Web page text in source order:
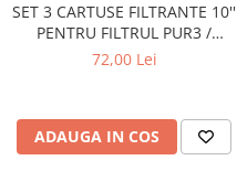
SET 3 CARTUSE FILTRANTE 10''
PENTRU FILTRUL PUR3 /
OSMOZA INVERSA
72,00 Lei
ADAUGA IN COS